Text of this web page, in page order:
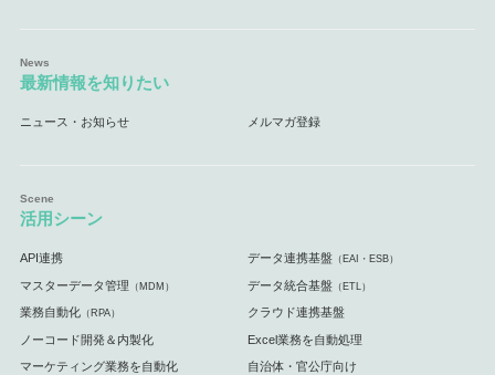
最新情報を知りたい
ニュース・お知らせ メルマガ登録
活用シーン
API連携 データ連携基盤 （EAI・ESB）
マスターデータ管理 （MDM） データ統合基盤 （ETL）
業務自動化（RPA） クラウド連携基盤
ノーコード開発＆内製化 Excel業務を自動処理
マーケティング業務を自動化 自治体・官公庁向け